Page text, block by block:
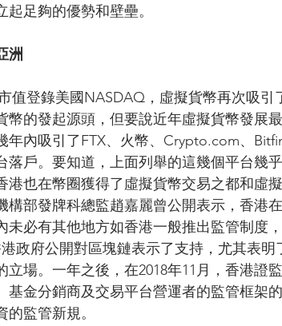
足夠的優勢和壁壘。
洲
值登錄美國NASDAQ，虛擬貨幣再次吸引
幣的發起源頭，但要說近年虛擬貨幣發展
年內吸引了FTX、火幣、Crypto.com、
落戶。要知道，上面列舉的這幾個平台幾
港也在幣圈獲得了虛擬貨幣交易之都和虛
構部發牌科總監趙嘉麗曾公開表示，香港
未必有其他地方如香港一般推出監管制度
政府公開對區塊鏈表示了支持，尤其表
立場。一年之後，在2018年11月，香港證
基金分銷商及交易平台營運者的監管框架
監管新規。